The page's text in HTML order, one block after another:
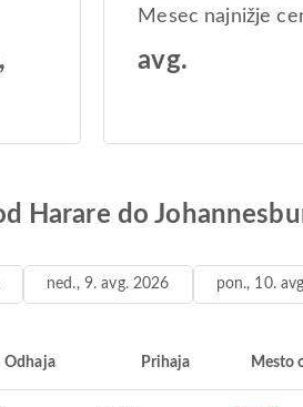
Mesec najnižje
avg.
Harare do
ned., 9. avg. 2026 pon., 10.
Odhaja Prihaja Mesto